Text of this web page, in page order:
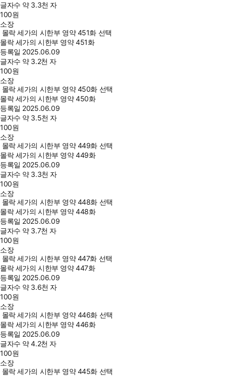
글자수 약 3.3천 자
100원
소장
몰락 세가의 시한부 영약 451화 선택
몰락 세가의 시한부 영약 451화
등록일 2025.06.09
글자수 약 3.2천 자
100원
소장
몰락 세가의 시한부 영약 450화 선택
몰락 세가의 시한부 영약 450화
등록일 2025.06.09
글자수 약 3.5천 자
100원
소장
몰락 세가의 시한부 영약 449화 선택
몰락 세가의 시한부 영약 449화
등록일 2025.06.09
글자수 약 3.3천 자
100원
소장
몰락 세가의 시한부 영약 448화 선택
몰락 세가의 시한부 영약 448화
등록일 2025.06.09
글자수 약 3.7천 자
100원
소장
몰락 세가의 시한부 영약 447화 선택
몰락 세가의 시한부 영약 447화
등록일 2025.06.09
글자수 약 3.6천 자
100원
소장
몰락 세가의 시한부 영약 446화 선택
몰락 세가의 시한부 영약 446화
등록일 2025.06.09
글자수 약 4.2천 자
100원
소장
몰락 세가의 시한부 영약 445화 선택